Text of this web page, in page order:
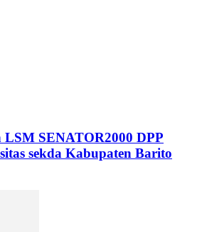
SENATOR2000 DPP
sekda Kabupaten Barito